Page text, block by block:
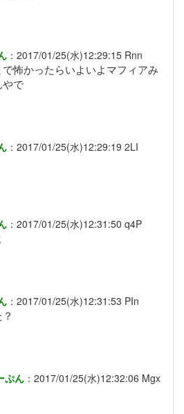
： 2017/01/25(水)12:29:15 Rnn
怖かったらいよいよマフィアみ
やで
： 2017/01/25(水)12:29:19 2LI
： 2017/01/25(水)12:31:50 q4P
： 2017/01/25(水)12:31:53 PIn
ぷん ： 2017/01/25(水)12:32:06 Mgx